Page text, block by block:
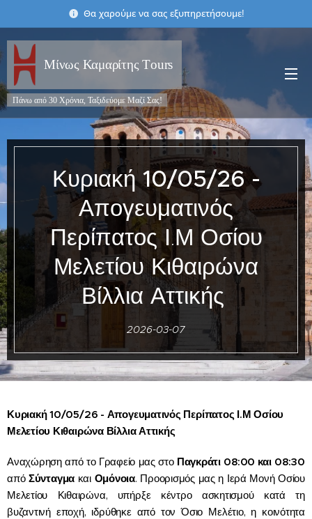
Θα χαρούμε να σας εξυπηρετήσουμε!
Μίνως Καμαρίτης Τours
Πάνω από 30 Χρόνια, Ταξιδεύομε Μαζί Σας!
Κυριακή10/05/26 -
Απογευματινός
Περίπατος Ι.Μ Οσίου
Μελετίου Κιθαιρώνα
Βίλλια Αττικής
2026-03-07
Κυριακή 10/05/26 - Απογευματινός Περίπατος Ι.Μ Οσίου
Μελετίου Κιθαιρώνα Βίλλια Αττικής
Αναχώρηση από το Γραφείο μας στο Παγκράτι 08:00 και 08:30
από Σύνταγμα και Ομόνοια. Προορισμός μας η Ιερά Μονή Οσίου
Μελετίου Κιθαιρώνα, υπήρξε κέντρο ασκητισμού κατά τη
βυζαντινή εποχή, ιδρύθηκε από τον Όσιο Μελέτιο, η κοινότητα